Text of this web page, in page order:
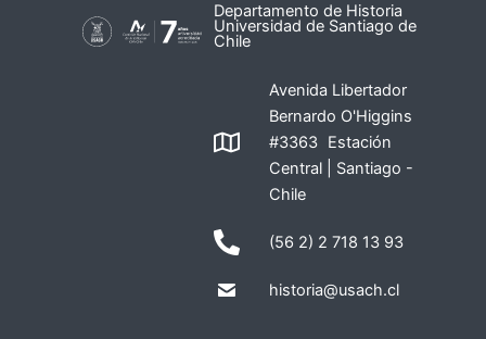
Departamento de Historia
Universidad de Santiago de
Chile
Avenida Libertador
Bernardo O'Higgins
#3363 Estación
Central | Santiago -
Chile
(56 2) 2 718 13 93
historia@usach.cl